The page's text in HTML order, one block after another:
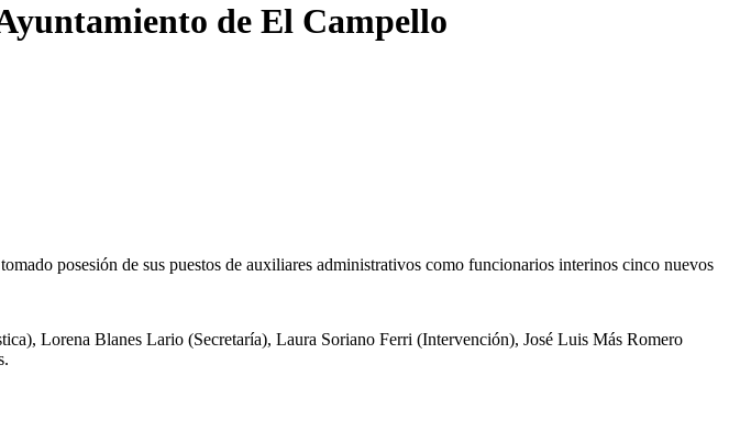
de El Campello
posesión de sus puestos de auxiliares administrativos como funcionarios interinos cinco nuevos
Lorena Blanes Lario (Secretaría), Laura Soriano Ferri (Intervención), José Luis Más Romero